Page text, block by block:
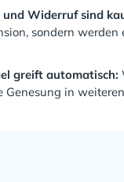
und Widerruf sind
sondern
greift automatisch:
Genesung in